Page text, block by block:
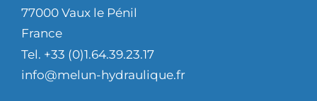
77000 Vaux le Pénil
France
Tel. +33 (0)1.64.39.23.17
info@melun-hydraulique.fr